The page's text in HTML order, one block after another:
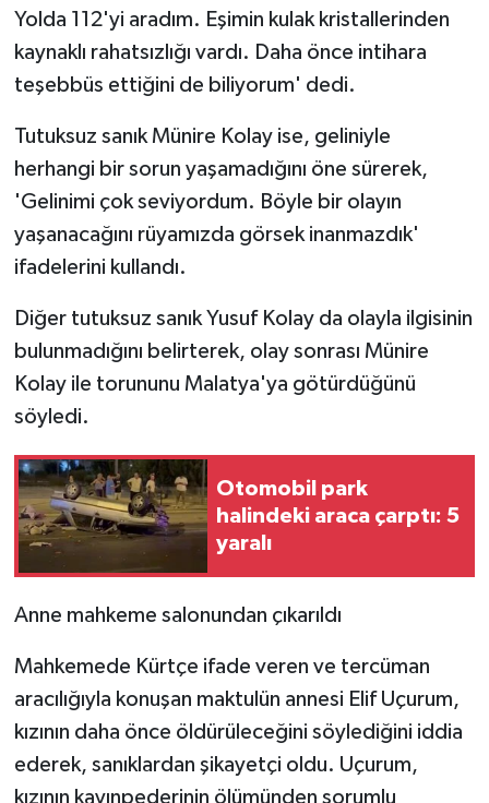
Yolda 112'yi aradım. Eşimin kulak kristallerinden
kaynaklı rahatsızlığı vardı. Daha önce intihara
teşebbüs ettiğini de biliyorum' dedi.
Tutuksuz sanık Münire Kolay ise, geliniyle
herhangi bir sorun yaşamadığını öne sürerek,
'Gelinimi çok seviyordum. Böyle bir olayın
yaşanacağını rüyamızda görsek inanmazdık'
ifadelerini kullandı.
Diğer tutuksuz sanık Yusuf Kolay da olayla ilgisinin
bulunmadığını belirterek, olay sonrası Münire
Kolay ile torununu Malatya'ya götürdüğünü
söyledi.
Otomobil park
halindeki araca çarptı: 5
yaralı
Anne mahkeme salonundan çıkarıldı
Mahkemede Kürtçe ifade veren ve tercüman
aracılığıyla konuşan maktulün annesi Elif Uçurum,
kızının daha önce öldürüleceğini söylediğini iddia
ederek, sanıklardan şikayetçi oldu. Uçurum,
kızının kayınpederinin ölümünden sorumlu